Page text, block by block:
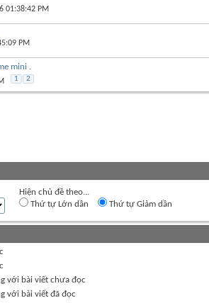
01:38:42 PM
PM
mini .
1 2
Hiện chủ đề theo...
Thứ tự Lớn dần
Thứ tự Giảm dần
với bài viết chưa đọc
với bài viết đã đọc